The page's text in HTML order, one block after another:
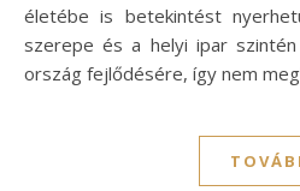
életébe is betekintést
szerepe és a helyi ipar
ország fejlődésére, így nem